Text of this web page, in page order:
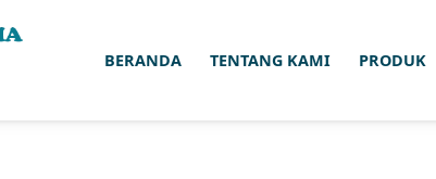
BERANDA TENTANG KAMI PRODUK